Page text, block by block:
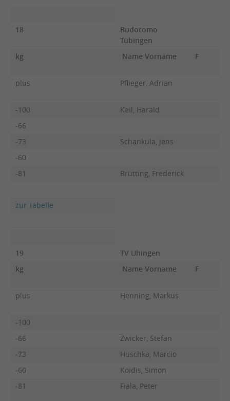
18
Budotomo
Tübingen
kg
Name Vorname F
plus Pflieger, Adrian
-100
Keil, Harald
-66
-73
Schankula, Jens
-60
-81
Brütting, Frederick
zur Tabelle
19
TV Uhingen
kg
Name Vorname F
plus Henning, Markus
-100
-66
Zwicker, Stefan
-73
Huschka, Marcio
-60
Koidis, Simon
-81
Fiala, Peter